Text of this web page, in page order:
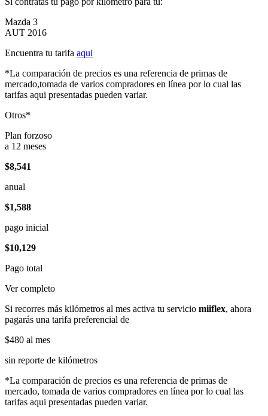
Mazda 3
AUT 2016
Encuentra tu tarifa aqui
*La comparación de precios es una referencia de primas de
mercado,tomada de varios compradores en línea por lo cual las
tarifas aqui presentadas pueden variar.
Otros*
Plan forzoso
a 12 meses
$8,541
anual
$1,588
pago inicial
$10,129
Pago total
Ver completo
Si recorres más kilómetros al mes activa tu servicio miiflex, ahora
pagarás una tarifa preferencial de
$480 al mes
sin reporte de kilómetros
*La comparación de precios es una referencia de primas de
mercado, tomada de varios compradores en línea por lo cual las
tarifas aqui presentadas pueden variar.